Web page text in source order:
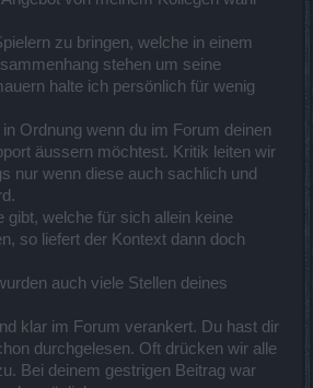
zu bringen, welche in einem
stehen um seine
halte ich persönlich für wenig
Ordnung wenn du im Forum deinen
äussern möchtest. Kritik leiten wir
nur wenn diese auch sachlich und
gibt, welche für sich allein keine
so liefert der Kontext dann doch
auch viele Stellen deines
klar im Forum verankert. Du hast dir
durchgelesen. Oft drücken wir alle
Bei deinem gestrigen Beitrag war